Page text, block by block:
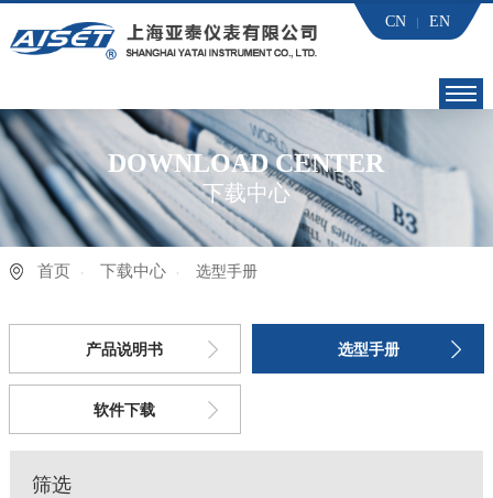
CN EN
首页
亚泰 党建
产品世界
应用行业
下载中心
DOWNLOAD CENTER
下载中心
首页 下载中心 选型手册
产品说明书 选型手册
软件下载
筛选